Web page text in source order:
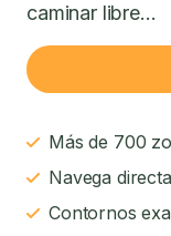
caminar libre...
Más de 700
Navega
Contornos